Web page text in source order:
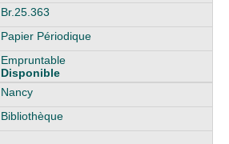
Br.25.363
Papier Périodique
Empruntable
Disponible
Nancy
Bibliothèque